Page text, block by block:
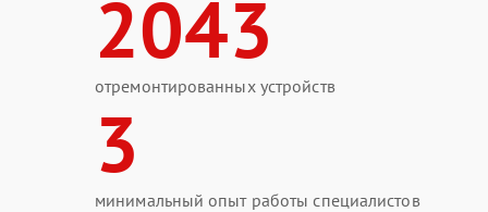
2043
отремонтированных устройств
3
минимальный опыт работы специалистов